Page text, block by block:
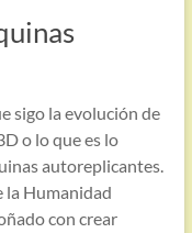
sigo la evolución de
o lo que es lo
autoreplicantes.
la Humanidad
con crear